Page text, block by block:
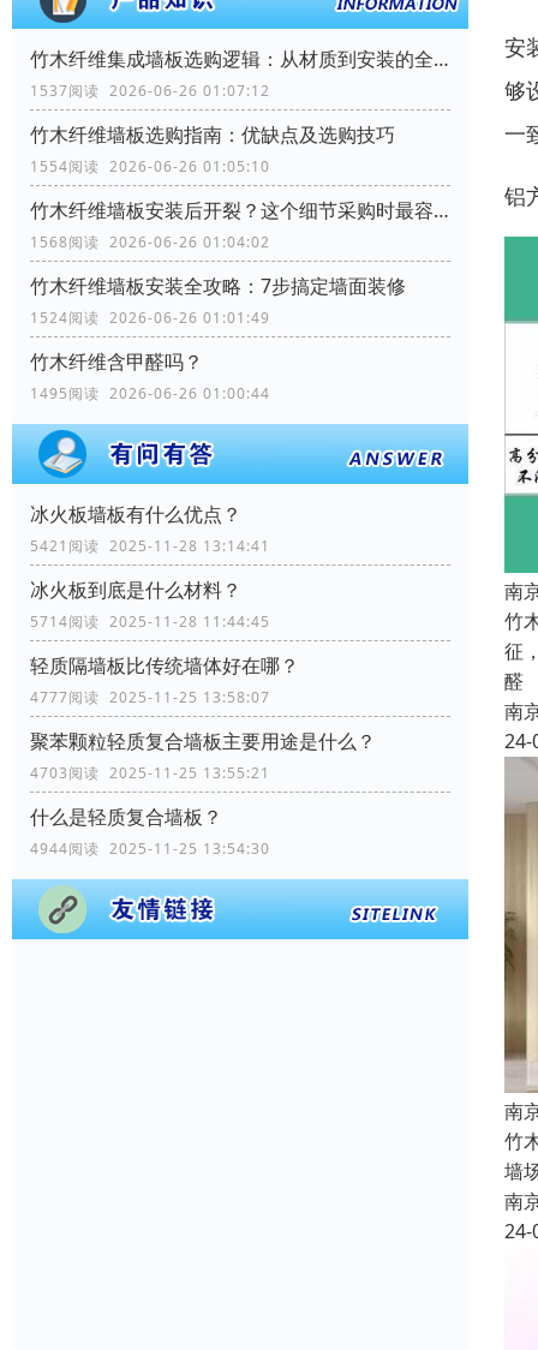
竹木纤维集成墙板选购逻辑：从材质到安装的全流程考量
1537阅读 2026-06-26 01:07:12
竹木纤维墙板选购指南：优缺点及选购技巧
1554阅读 2026-06-26 01:05:10
竹木纤维墙板安装后开裂？这个细节采购时最容易忽略
1568阅读 2026-06-26 01:04:02
竹木纤维墙板安装全攻略：7步搞定墙面装修
1524阅读 2026-06-26 01:01:49
竹木纤维含甲醛吗？
1495阅读 2026-06-26 01:00:44
冰火板墙板有什么优点？
5421阅读 2025-11-28 13:14:41
冰火板到底是什么材料？
5714阅读 2025-11-28 11:44:45
轻质隔墙板比传统墙体好在哪？
4777阅读 2025-11-25 13:58:07
聚苯颗粒轻质复合墙板主要用途是什么？
4703阅读 2025-11-25 13:55:21
什么是轻质复合墙板？
4944阅读 2025-11-25 13:54:30
安
够
一
铝
南
竹
征
醛
南
24-
南
竹
墙
南
24-